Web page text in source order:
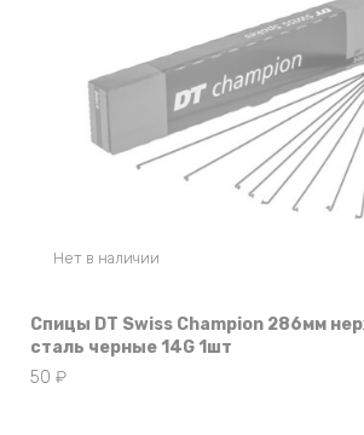
Нет в наличии
Спицы DT Swiss Champion 286мм
сталь черные 14G 1шт
50 ₽